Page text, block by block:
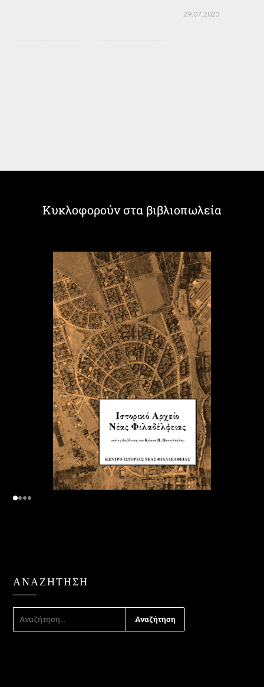
29.07.2023
Κυκλοφορούν στα βιβλιοπωλεία
ΑΝΑΖΉΤΗΣΗ
ΑΝΑΖΉΤΗΣΗ
ΓΙΑ: